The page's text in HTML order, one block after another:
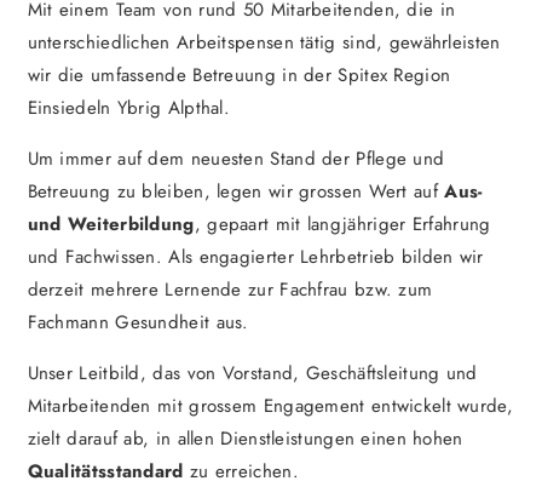
Mit einem Team von rund 50 Mitarbeitenden, die in
unterschiedlichen Arbeitspensen tätig sind, gewährleisten
wir die umfassende Betreuung in der Spitex Region
Einsiedeln Ybrig Alpthal.
Um immer auf dem neuesten Stand der Pflege und
Betreuung zu bleiben, legen wir grossen Wert aufAus-
und Weiterbildung, gepaart mit langjähriger Erfahrung
und Fachwissen. Als engagierter Lehrbetrieb bilden wir
derzeit mehrere Lernende zur Fachfrau bzw. zum
Fachmann Gesundheit aus.
Unser Leitbild, das von Vorstand, Geschäftsleitung und
Mitarbeitenden mit grossem Engagement entwickelt wurde,
zielt darauf ab, in allen Dienstleistungen einen hohen
Qualitätsstandard zu erreichen.